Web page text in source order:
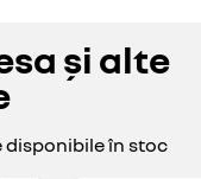
și alte
disponibile în stoc